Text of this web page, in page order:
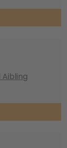
Aibling